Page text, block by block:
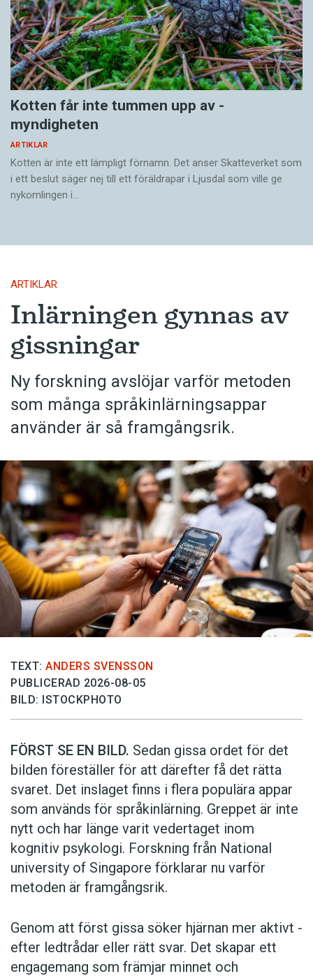
Kotten får inte tummen upp av ­
myndigheten
ARTIKLAR
Kotten är inte ett lämpligt förnamn. Det anser Skatte­verket som
i ett beslut säger nej till ett föräldra­par i Ljusdal som ville ge
nykomlingen i…
ARTIKLAR
Inlärningen gynnas av
gissningar
Ny forskning avslöjar varför metoden
som många språkinlärningsappar
använder är så framgångsrik.
TEXT: ANDERS SVENSSON
PUBLICERAD 2026-08-05
BILD: ISTOCKPHOTO
FÖRST SE EN BILD. Sedan gissa ordet för det
bilden föreställer för att därefter få det rätta
svaret. Det inslaget finns i flera populära appar
som används för språkinlärning. Greppet är inte
nytt och har länge varit vedertaget inom
kognitiv psykologi. Forskning från National
university of Singa­pore förklarar nu varför
metoden är framgångsrik.
Genom att först gissa ­söker hjärnan mer aktivt ­
efter ledtrådar eller rätt svar. Det skapar ett
engagemang som främjar minnet och